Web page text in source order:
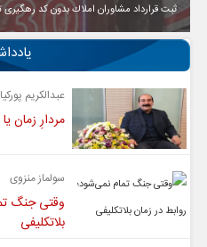
ثبت قرارداد مشاوران املاك بدون كد
عبدالکریم
مردارِ زمان
سولماز منزوی
وقتی جنگ
بلاتکلیفی